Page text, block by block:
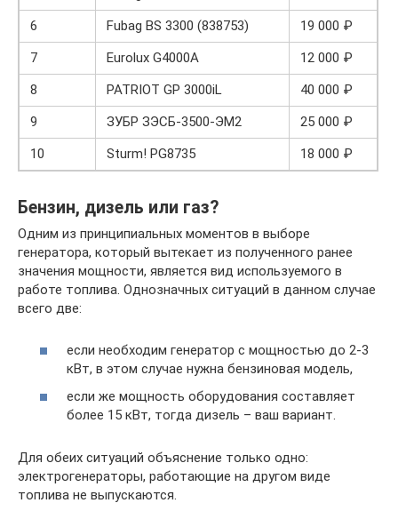
6
Fubag BS 3300 (838753)
19 000 ₽
7
Eurolux G4000A
12 000 ₽
8
PATRIOT GP 3000iL
40 000 ₽
9
ЗУБР ЗЭСБ-3500-ЭМ2
25 000 ₽
10
Sturm! PG8735 18 000 ₽
Бензин, дизель или газ?
Одним из принципиальных моментов в выборе
генератора, который вытекает из полученного ранее
значения мощности, является вид используемого в
работе топлива. Однозначных ситуаций в данном случае
всего две:
если необходим генератор с мощностью до 2-3
кВт, в этом случае нужна бензиновая модель,
если же мощность оборудования составляет
более 15 кВт, тогда дизель – ваш вариант.
Для обеих ситуаций объяснение только одно:
электрогенераторы, работающие на другом виде
топлива не выпускаются.